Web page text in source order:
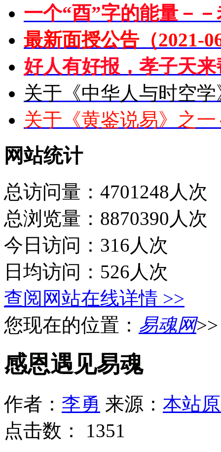
一个“酉”字的能量－
最新面授公告（2021-
好人有好报，孝子天来
关于《中华人与时空
关于《黄鉴说易》之
网站统计
总访问量：4701248人次
总浏览量：8870390人次
今日访问：316人次
日均访问：526人次
查阅网站在线详情 >>
您现在的位置： 易魂网
感恩遇见易魂
作者： 李勇 来源： 本站
点击数： 1351